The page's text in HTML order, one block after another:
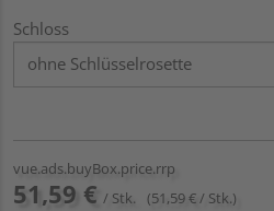
Schloss
vue.ads.buyBox.price.rrp
51,59 € / Stk. (51,59 € / Stk.)